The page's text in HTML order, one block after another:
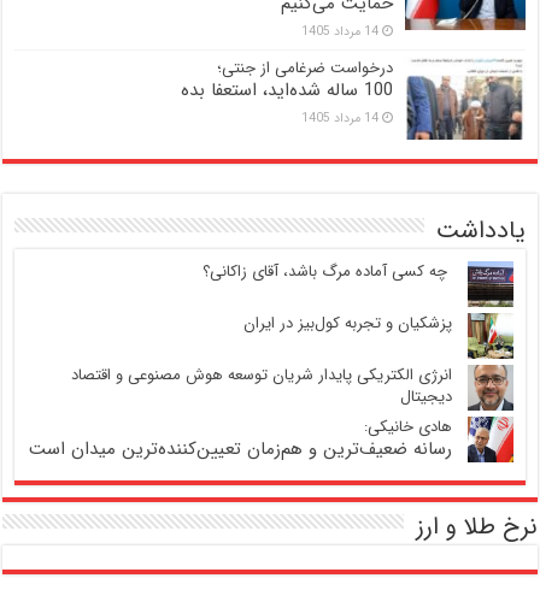
14 مرداد 1405
درخواست ضرغامی از جنتی؛
100 ساله شده‌اید، استعفا بده
14 مرداد 1405
یادداشت
‍ چه کسی آماده مرگ باشد، آقای زاکانی؟
پزشکیان و تجربه کول‌بیز در ایران
انرژی الکتریکی پایدار شریان توسعه هوش مصنوعی و اقتصاد
دیجیتال
هادی خانیکی:
رسانه ضعیف‌ترین و هم‌زمان تعیین‌کننده‌ترین میدان است
نرخ طلا و ارز